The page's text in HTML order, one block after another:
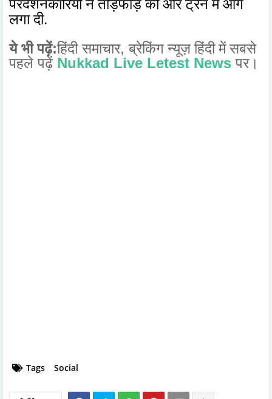
लगा दी.
ये भी पढ़ें:हिंदी समाचार, ब्रेकिंग न्यूज़ हिंदी मेंसबसे
पहले पढ़ें Nukkad Live Letest News पर।
Tags Social